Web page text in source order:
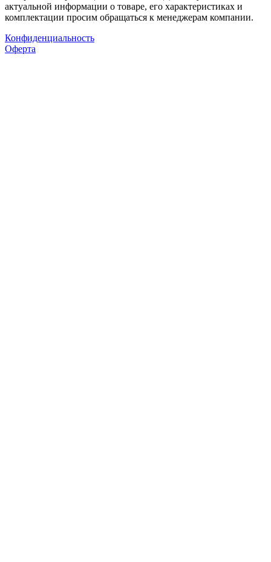
актуальной информации о товаре, его характеристиках и
комплектации просим обращаться к менеджерам компании.
Конфиденциальность
Оферта